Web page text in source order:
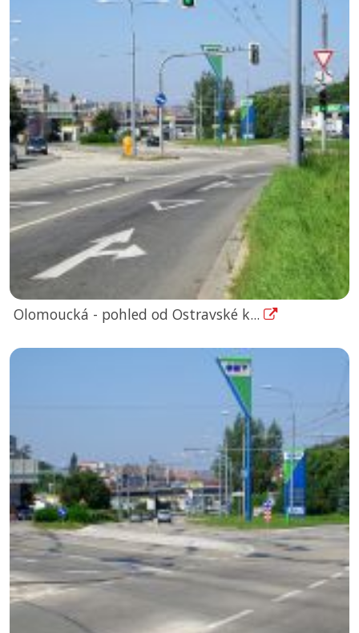
Olomoucká - pohled od Ostravské k...